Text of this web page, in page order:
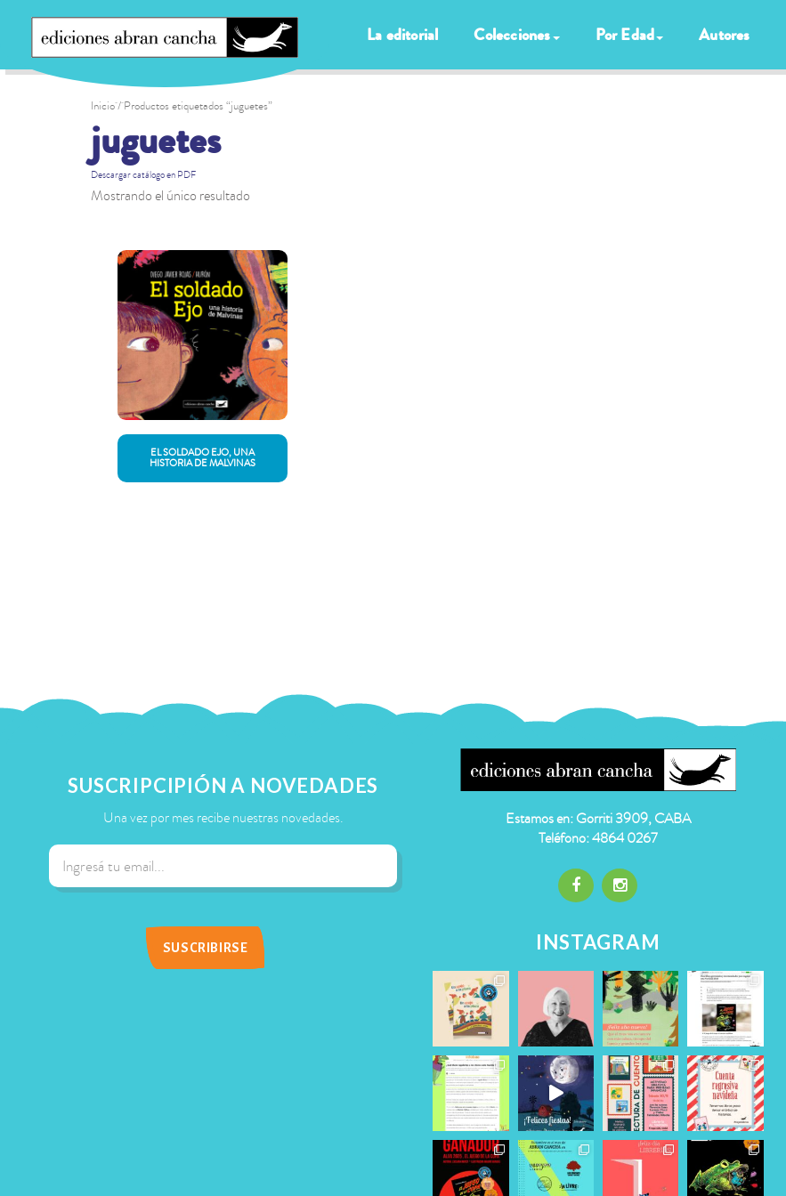
La editorial Colecciones Por Edad Autores
Inicio/ Productos etiquetados “juguetes”
juguetes
Descargar catálogo en PDF
Mostrando el único resultado
EL SOLDADO EJO, UNA
HISTORIA DE MALVINAS
SUSCRIPCIPIÓN A NOVEDADES
Una vez por mes recibe nuestras novedades.
Estamos en: Gorriti 3909, CABA
Teléfono: 4864 0267
INSTAGRAM